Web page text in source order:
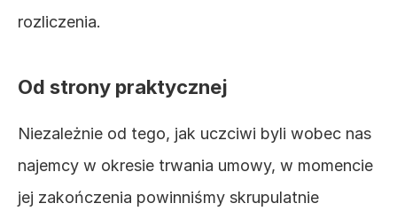
rozliczenia.
Od strony praktycznej
Niezależnie od tego, jak uczciwi byli wobec nas
najemcy w okresie trwania umowy, w momencie
jej zakończenia powinniśmy skrupulatnie